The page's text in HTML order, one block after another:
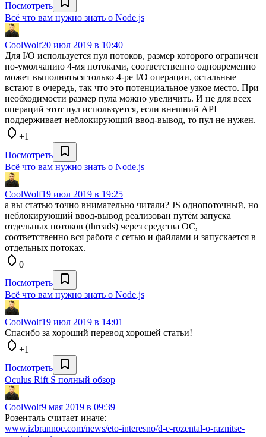
Посмотреть
Всё что вам нужно знать о Node.js
CoolWolf20 июл 2019 в 10:40
Для I/O используется пул потоков, размер которого ограничен
по-умолчанию 4-мя потоками, соответственно одновременно
может выполняться только 4-ре I/O операции, остальные
встают в очередь, так что это потенциальное узкое место. При
необходимости размер пула можно увеличить. И не для всех
операций этот пул используется, если внешний API
поддерживает неблокирующий ввод-вывод, то пул не нужен.
+1
Посмотреть
Всё что вам нужно знать о Node.js
CoolWolf19 июл 2019 в 19:25
а вы статью точно внимательно читали? JS однопоточный, но
неблокирующий ввод-вывод реализован путём запуска
отдельных потоков (threads) через средства ОС,
соответственно вся работа с сетью и файлами и запускается в
отдельных потоках.
0
Посмотреть
Всё что вам нужно знать о Node.js
CoolWolf19 июл 2019 в 14:01
Спасибо за хороший перевод хорошей статьи!
+1
Посмотреть
Oculus Rift S полный обзор
CoolWolf9 мая 2019 в 09:39
Розенталь считает иначе:
www.izbrannoe.com/news/eto-interesno/d-e-rozental-o-raznitse-